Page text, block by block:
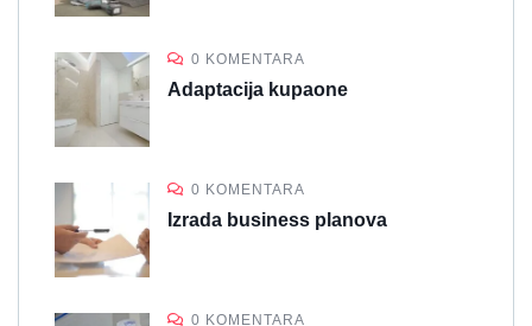
0 KOMENTARA
Adaptacija kupaone
0 KOMENTARA
Izrada business planova
0 KOMENTARA